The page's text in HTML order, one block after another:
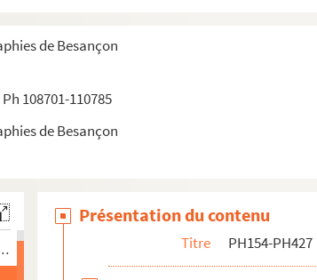
de Besançon
108701-110785
de Besançon
Vaux : soierie / papeterie
Sainte-Madeleine
Présentation du contenu
Titre PH154-PH427